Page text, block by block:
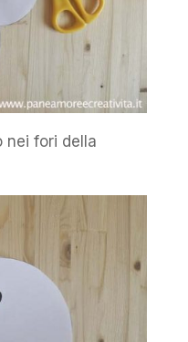
nei fori della